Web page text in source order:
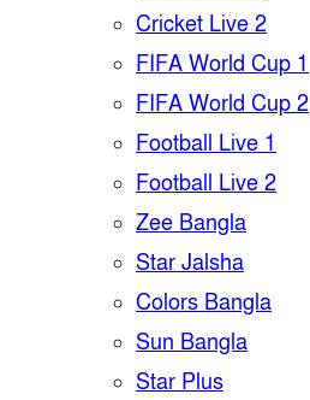
Cricket Live 2
FIFA World Cup 1
FIFA World Cup 2
Football Live 1
Football Live 2
Zee Bangla
Star Jalsha
Colors Bangla
Sun Bangla
Star Plus